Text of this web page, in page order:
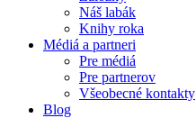
Náš labák
Knihy roka
Médiá a partneri
Pre médiá
Pre partnerov
Všeobecné kontakty
Blog